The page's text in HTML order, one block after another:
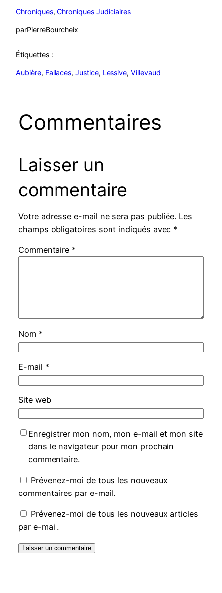
Chroniques, Chroniques Judiciaires
parPierreBourcheix
Étiquettes :
Aubière, Fallaces, Justice, Lessive, Villevaud
Commentaires
Laisser un
commentaire
Votre adresse e-mail ne sera pas publiée. Les
champs obligatoires sont indiqués avec *
Commentaire *
Nom *
E-mail *
Site web
Enregistrer mon nom, mon e-mail et mon site
dans le navigateur pour mon prochain
commentaire.
Prévenez-moi de tous les nouveaux
commentaires par e-mail.
Prévenez-moi de tous les nouveaux articles
par e-mail.